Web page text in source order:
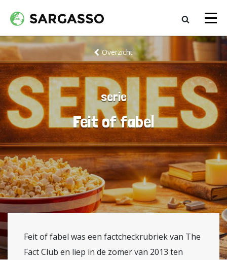
Overzicht
serie
Feit of fabel
Feit of fabel was een factcheckrubriek van The
Fact Club en liep in de zomer van 2013 ten